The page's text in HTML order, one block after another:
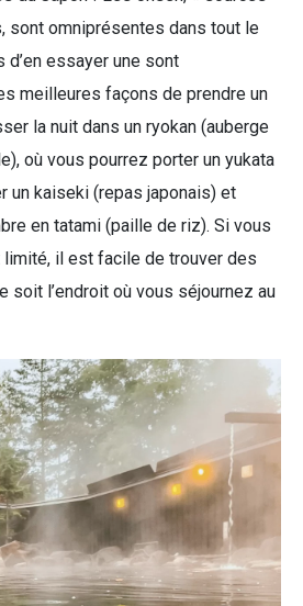
sont omniprésentes dans tout le
essayer une sont
meilleures façons de prendre un
la nuit dans un ryokan (auberge
où vous pourrez porter un yukata
un kaiseki (repas japonais) et
en tatami (paille de riz). Si vous
limité, il est facile de trouver des
soit l’endroit où vous séjournez au